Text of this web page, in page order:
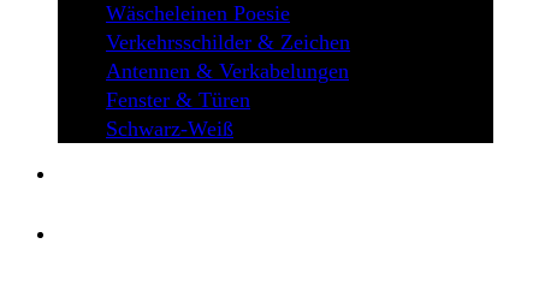
Wäscheleinen Poesie
Verkehrsschilder & Zeichen
Antennen & Verkabelungen
Fenster & Türen
Schwarz-Weiß